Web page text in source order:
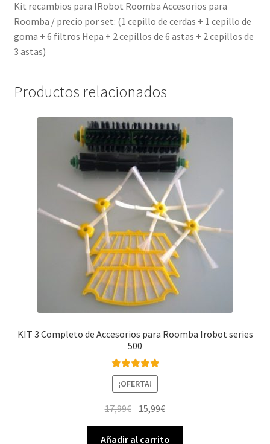
Kit recambios para IRobot Roomba Accesorios para
Roomba / precio por set: (1 cepillo de cerdas + 1 cepillo de
goma + 6 filtros Hepa + 2 cepillos de 6 astas + 2 cepillos de
3 astas)
Productos relacionados
KIT 3 Completo de Accesorios para Roomba Irobot series
500
Valorado con
5.00de 5
¡OFERTA!
17,99€ El
precio
original
15,99€El
precio
actual
Añadir al carrito